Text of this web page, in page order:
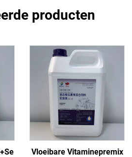
producten
Vloeibare Vitaminepremix